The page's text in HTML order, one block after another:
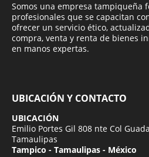
Somos una empresa tampiqueña
profesionales que se capacitan
ofrecer un servicio ético,
compra, venta y renta de bienes
en manos expertas.
UBICACIÓN Y CONTACTO
UBICACIÓN
Emilio Portes Gil 808 nte Col
Tamaulipas
Tampico - Tamaulipas - México